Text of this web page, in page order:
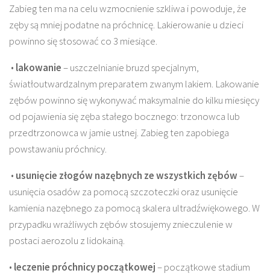
Zabieg ten ma na celu wzmocnienie szkliwa i powoduje, że
zęby są mniej podatne na próchnicę. Lakierowanie u dzieci
powinno się stosować co 3 miesiące.
• lakowanie– uszczelnianie bruzd specjalnym,
światłoutwardzalnym preparatem zwanym lakiem. Lakowanie
zębów powinno się wykonywać maksymalnie do kilku miesięcy
od pojawienia się zęba stałego bocznego: trzonowca lub
przedtrzonowca w jamie ustnej. Zabieg ten zapobiega
powstawaniu próchnicy.
• usunięcie złogów nazębnych ze wszystkich zębów–
usunięcia osadów za pomocą szczoteczki oraz usunięcie
kamienia nazębnego za pomocą skalera ultradźwiękowego. W
przypadku wrażliwych zębów stosujemy znieczulenie w
postaci aerozolu z lidokainą.
• leczenie próchnicy początkowej– początkowe stadium